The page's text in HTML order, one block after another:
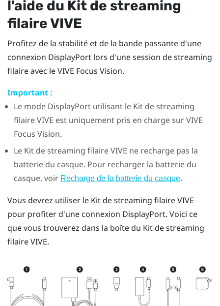
l'aide du Kit de streaming
filaire VIVE
Profitez de la stabilité et de la bande passante d'une
connexion DisplayPort lors d'une session de streaming
filaire avec leVIVE Focus Vision.
Important :
Le mode DisplayPortutilisant le Kit de streaming
filaire VIVE est uniquement pris en charge surVIVE
Focus Vision.
Le Kit de streaming filaire VIVE ne recharge pas la
batterie du casque. Pour recharger la batterie du
casque, voir Recharge de la batterie du casque.
Vous devrez utiliser le Kit de streaming filaire VIVE
pour profiter d'une connexion DisplayPort. Voici ce
que vous trouverez dans la boîte du Kit de streaming
filaire VIVE.